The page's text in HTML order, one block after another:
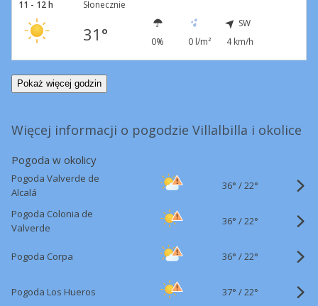
11 - 12 h Słonecznie
31° 0% 0 l/m²
SW
4 km/h
Pokaż więcej godzin
Więcej informacji o pogodzie Villalbilla i okolice
Pogoda w okolicy
Pogoda Valverde de
Alcalá
36° /22°
Pogoda Colonia de
Valverde
36° /22°
Pogoda Corpa 36° /22°
Pogoda Los Hueros 37° /22°